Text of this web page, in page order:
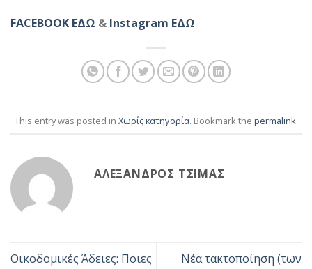
FACEBOOK ΕΔΩ & Instagram ΕΔΩ
This entry was posted in Χωρίς κατηγορία. Bookmark the permalink.
ΑΛΈΞΑΝΔΡΟΣ ΤΣΊΜΑΣ
Οικοδομικές Άδειες: Ποιες
Νέα τακτοποίηση (των